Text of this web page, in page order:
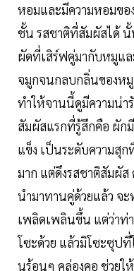
หอมและมีความหอมขอ
ชั้น รสชาติที่สัมผัสได้
ผัดที่เสิร์ฟคู่มากับหมูแล
จมูกจนกลบกลิ่นของห
ทำให้จานนี้ดูมีความน่า
สัมผัสแรกที่รู้สึกคือ ผัก
แข็ง เป็นระดับความสุก
มาก แต่ดึงรสชาติสัมผัส
นำมาทานคู่ด้วยแล้ว จะ
เพลิดเพลินขึ้น แต่ว่าท่
โซะด้วย แล้วมิโซะซุป
นร้อนๆ คล่องคอ ช่วยใ